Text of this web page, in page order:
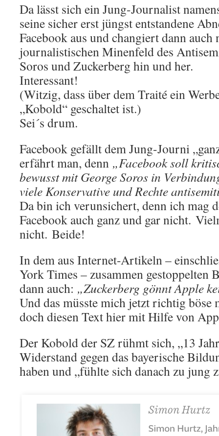
Da lässt sich ein Jung-Journalist
seine sicher erst jüngst entstandene
Facebook aus und changiert dann auch
journalistischen Minenfeld des
Soros und Zuckerberg hin und her.
Interessant!
(Witzig, dass über dem Traité ein
„Kobold“ geschaltet ist.)
Sei´s drum.
Facebook gefällt dem Jung-Journi
erfährt man, denn „Facebook soll
bewusst mit George Soros in
viele Konservative und Rechte
Da bin ich verunsichert, denn ich mag
Facebook auch ganz und gar nicht.
nicht. Beide!
In dem aus Internet-Artikeln –
York Times – zusammen gestoppelten
dann auch: „Zuckerberg gönnt Apple
Und das müsste mich jetzt richtig böse
doch diesen Text hier mit Hilfe von
Der Kobold der SZ rühmt sich, „13
Widerstand gegen das bayerische
haben und „fühlte sich danach zu jung